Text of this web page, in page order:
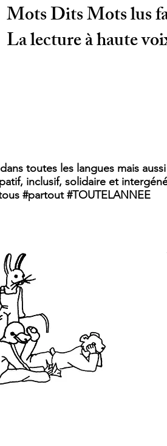
Mots Dits Mots lus
La lecture à haute
toutes les langues mais aussi
inclusif, solidaire et
#partout #TOUTELANNEE